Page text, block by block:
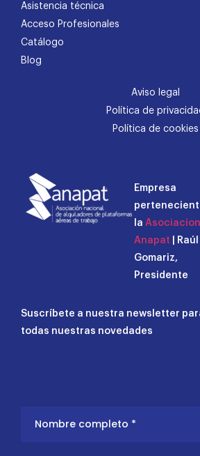
Asistencia técnica
Acceso Profesionales
Catálogo
Blog
Aviso legal
Política de
Política de cookies
Empresa
la Asociacion
Anapat | Raúl
Gomariz,
Presidente
Suscríbete a nuestra newsletter
todas nuestras novedades